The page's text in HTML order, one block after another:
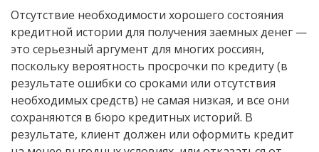
Отсутствие необходимости хорошего состояния
кредитной истории для получения заемных денег —
это серьезный аргумент для многих россиян,
поскольку вероятность просрочки по кредиту (в
результате ошибки со сроками или отсутствия
необходимых средств) не самая низкая, и все они
сохраняются в бюро кредитных историй. В
результате, клиент должен или оформить кредит